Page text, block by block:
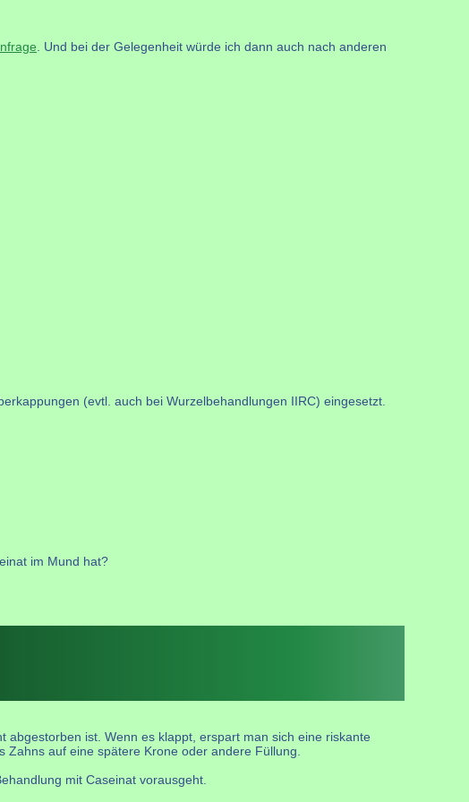
. Und bei der Gelegenheit würde ich dann auch nach anderen
(evtl. auch bei Wurzelbehandlungen IIRC) eingesetzt.
im Mund hat?
ist. Wenn es klappt, erspart man sich eine riskante
auf eine spätere Krone oder andere Füllung.
mit Caseinat vorausgeht.